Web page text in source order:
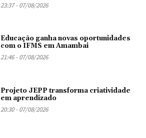
23:37 - 07/08/2026
Educação ganha novas oportunidades
com o IFMS em Amambai
21:46 - 07/08/2026
Projeto JEPP transforma criatividade
em aprendizado
20:30 - 07/08/2026